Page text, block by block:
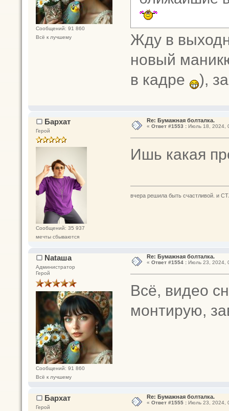
Сообщений: 91 860
Всё к лучшему
Жду в
новый
в кадре
),
Бархат
Герой
Сообщений: 35 937
мечты сбываются
Re: Бумажная болталка.
« Ответ #1553 :Июль 18, 2024,
Ишь какая
вчера решила быть счастливой. и
Nataшa
Администратор
Герой
Сообщений: 91 860
Всё к лучшему
Re: Бумажная болталка.
« Ответ #1554 :Июль 23, 2024,
Всё, видео
монтирую,
Бархат
Герой
Re: Бумажная болталка.
« Ответ #1555 :Июль 23, 2024,